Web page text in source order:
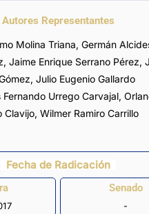
Autores Representantes
Molina Triana, Germán
, Jaime Enrique Serrano Pérez,
, Julio Eugenio Gallardo
Fernando Urrego Carvajal,
Clavijo, Wilmer Ramiro Carrillo
Fecha de Radicación
Senado
-